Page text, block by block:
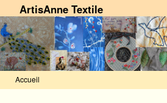
ArtisAnne Textile
Accueil